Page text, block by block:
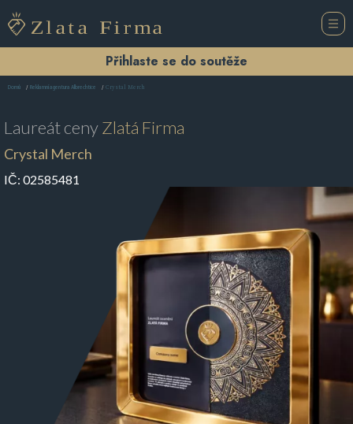
Přihlaste se do soutěže
Domů Reklamní agentura Albrechtice Crystal Merch
Laureát cenyZlatá Firma
Crystal Merch
IČ: 02585481